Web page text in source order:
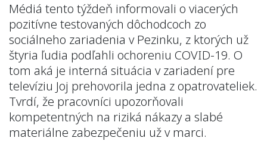
Médiá tento týždeň informovali o viacerých
pozitívne testovaných dôchodcoch zo
sociálneho zariadenia v Pezinku, z ktorých už
štyria ľudia podľahli ochoreniu COVID-19. O
tom aká je interná situácia v zariadení pre
televíziu Joj prehovorila jedna z opatrovateliek.
Tvrdí, že pracovníci upozorňovali
kompetentných na riziká nákazy a slabé
materiálne zabezpečeniu už v marci.